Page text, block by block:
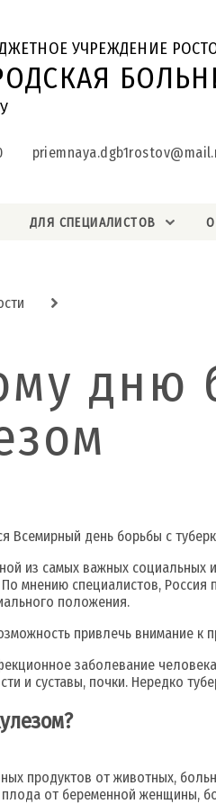
УЧРЕЖДЕНИЕ
ДЛЯ СПЕЦИАЛИСТОВ
дню
Всемирный день борьбы с
из самых важных
мнению специалистов,
положения.
привлечь внимание
заболевание
и суставы, почки. Нередко
продуктов от животных,
от беременной женщины,